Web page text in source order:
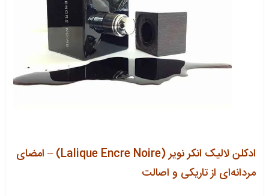
ادکلن لالیک انکر نویر (Lalique Encre Noire) – امضای
مردانه‌ای از تاریکی و اصالت